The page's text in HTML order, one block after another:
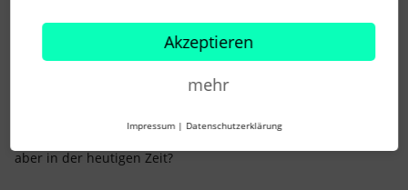
Hallo MaCherie1, danke für deine Antwort. Habe die
Zugriffsrechte und auch schon Berichte
zusammengestellt. De vorhandenen Möglichkeiten scheinen
sehr begrenzt zu sein oder auch zu schlicht zu sein.
solche Standards abzufragen gefunden hat. Natürlich kann
aber in der heutigen Zeit?
Akzeptieren
mehr
Impressum | Datenschutzerklärung